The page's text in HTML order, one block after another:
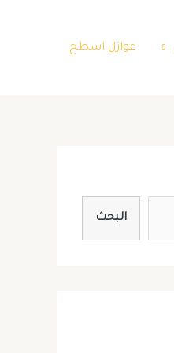
عوازل اسطح
البحث